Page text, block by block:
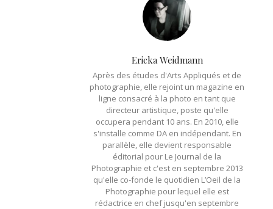
Ericka Weidmann
Après des études d'Arts Appliqués et de
photographie, elle rejoint un magazine en
ligne consacré à la photo en tant que
directeur artistique, poste qu'elle
occupera pendant 10 ans. En 2010, elle
s'installe comme DA en indépendant. En
parallèle, elle devient responsable
éditorial pour Le Journal de la
Photographie et c'est en septembre 2013
qu'elle co-fonde le quotidien L’Oeil de la
Photographie pour lequel elle est
rédactrice en chef jusqu'en septembre